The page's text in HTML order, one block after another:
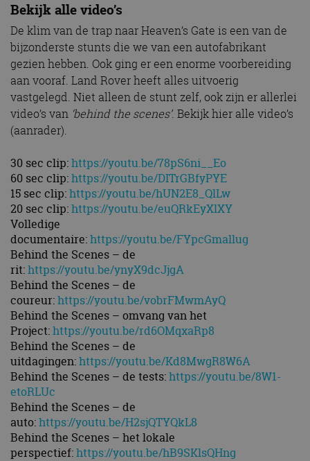
Bekijk alle video’s
De klim van de trap naar Heaven’s Gate is een van de
bijzonderste stunts die we van een autofabrikant
gezien hebben. Ook ging er een enorme voorbereiding
aan vooraf. Land Rover heeft alles uitvoerig
vastgelegd. Niet alleen de stunt zelf, ook zijn er allerlei
video’s van ‘behind the scenes’. Bekijk hier alle video’s
(aanrader).
30 sec clip:https://youtu.be/78pS6ni__Eo
60 sec clip:https://youtu.be/DITrGBfyPYE
15 sec clip:https://youtu.be/hUN2E8_QlLw
20 sec clip:https://youtu.be/euQRkEyXlXY
Volledige
documentaire:https://youtu.be/FYpcGmallug
Behind the Scenes – de
rit:https://youtu.be/ynyX9dcJjgA
Behind the Scenes – de
coureur:https://youtu.be/vobrFMwmAyQ
Behind the Scenes – omvang van het
Project:https://youtu.be/rd6OMqxaRp8
Behind the Scenes – de
uitdagingen:https://youtu.be/Kd8MwgR8W6A
Behind the Scenes – de tests:https://youtu.be/8W1-
etoRLUc
Behind the Scenes – de
auto:https://youtu.be/H2sjQTYQkL8
Behind the Scenes – het lokale
perspectief:https://youtu.be/hB9SKlsQHng